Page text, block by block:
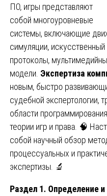
ПО, игры представляют
собой многоуровневые
системы, включающие
симуляции,
протоколы,
модели. Экспертиза
новым, быстро
судебной экспертологии,
области
теории игр и права. 🧠
собой научный обзор
процессуальных и
экспертизы. 🔬
Раздел 1. Определение